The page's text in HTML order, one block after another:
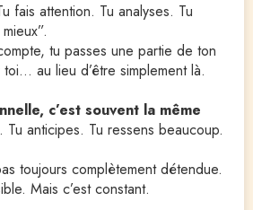
fais attention. Tu analyses. Tu
tu passes une partie de ton
au lieu d’être simplement là.
c’est souvent la même
Tu anticipes. Tu ressens beaucoup.
toujours complètement détendue.
Mais c’est constant.